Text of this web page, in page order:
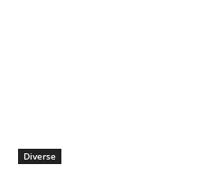
Diverse